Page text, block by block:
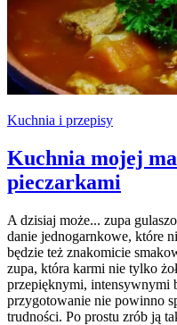
Kuchnia i przepisy
Kuchnia mojej
pieczarkami
A dzisiaj może... zupa
danie jednogarnkowe, które
będzie też znakomicie
zupa, która karmi nie tylko
przepięknymi, intensywnymi
przygotowanie nie powinno
trudności. Po prostu zrób ją